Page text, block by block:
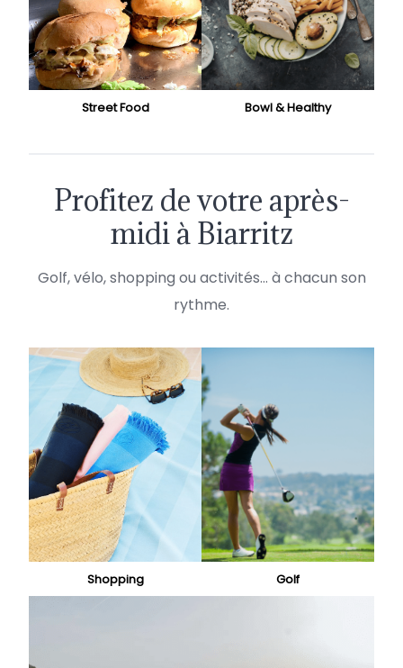
Street Food Bowl & Healthy
Profitez de votre après-
midi à Biarritz
Golf, vélo, shopping ou activités… à chacun son
rythme.
Shopping Golf